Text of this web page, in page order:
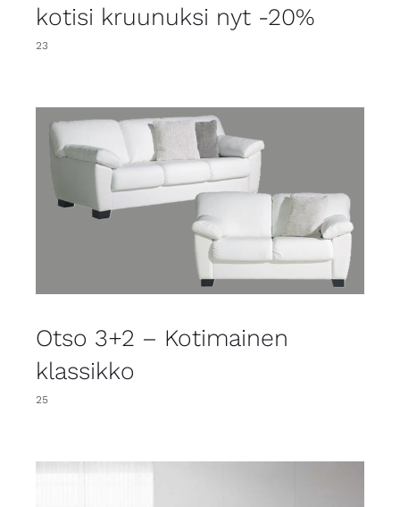
kotisi kruunuksi nyt -20%
23
Otso 3+2 – Kotimainen
klassikko
25